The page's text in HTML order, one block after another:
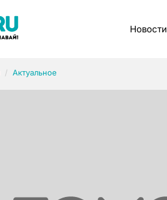
Новости
Актуальное